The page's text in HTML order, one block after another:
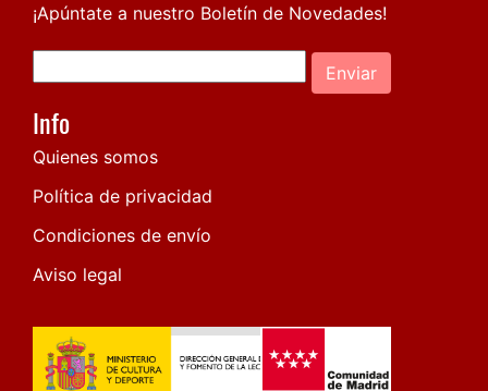
¡Apúntate a nuestro Boletín de Novedades!
Enviar
Info
Quienes somos
Política de privacidad
Condiciones de envío
Aviso legal